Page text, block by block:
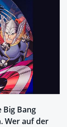
Big Bang
Wer auf der